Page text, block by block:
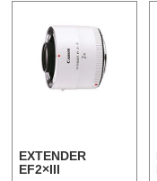
EXTENDER
EF2×III